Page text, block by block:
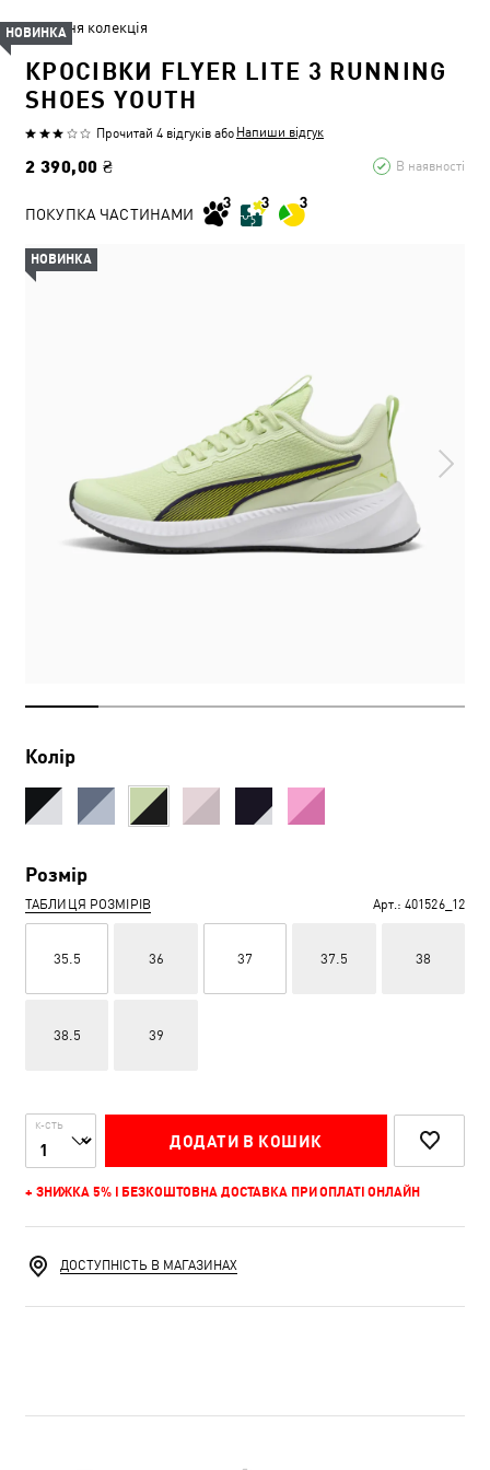
Літня колекція
КРОСІВКИ FLYER LITE 3 RUNNING
SHOES YOUTH
Прочитай 4 відгуків або Напиши відгук
2 390,00 ₴ В наявності
НОВИНКА
ПОКУПКА ЧАСТИНАМИ
Колір
Розмір
ТАБЛИЦЯ РОЗМІРІВ Арт.: 401526_12
35.5 36 37 37.5 38
38.5 39
К-СТЬ
ДОДАТИ В КОШИК
+ ЗНИЖКА 5% І БЕЗКОШТОВНА ДОСТАВКА ПРИ ОПЛАТІ ОНЛАЙН
НОВИНКА
ДОСТУПНІСТЬ В МАГАЗИНАХ